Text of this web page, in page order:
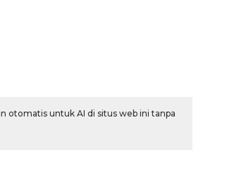
otomatis untuk AI di situs web ini tanpa